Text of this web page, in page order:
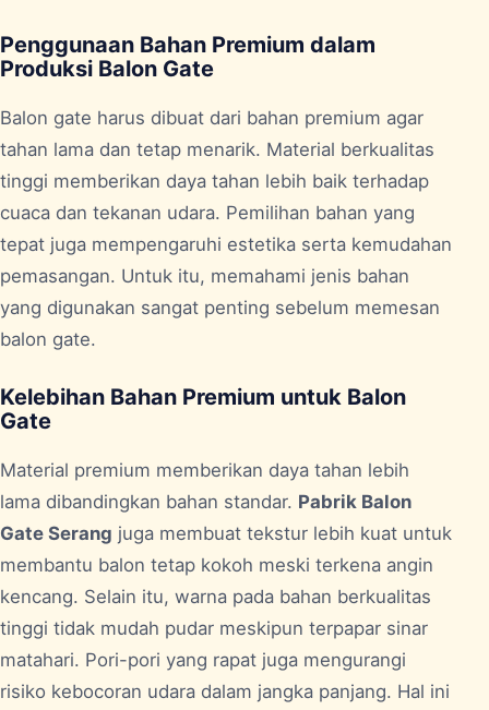
Penggunaan Bahan Premium dalam
Produksi Balon Gate
Balon gate harus dibuat dari bahan premium agar
tahan lama dan tetap menarik. Material berkualitas
tinggi memberikan daya tahan lebih baik terhadap
cuaca dan tekanan udara. Pemilihan bahan yang
tepat juga mempengaruhi estetika serta kemudahan
pemasangan. Untuk itu, memahami jenis bahan
yang digunakan sangat penting sebelum memesan
balon gate.
Kelebihan Bahan Premium untuk Balon
Gate
Material premium memberikan daya tahan lebih
lama dibandingkan bahan standar. Pabrik Balon
Gate Serang juga membuat tekstur lebih kuat untuk
membantu balon tetap kokoh meski terkena angin
kencang. Selain itu, warna pada bahan berkualitas
tinggi tidak mudah pudar meskipun terpapar sinar
matahari. Pori-pori yang rapat juga mengurangi
risiko kebocoran udara dalam jangka panjang. Hal ini